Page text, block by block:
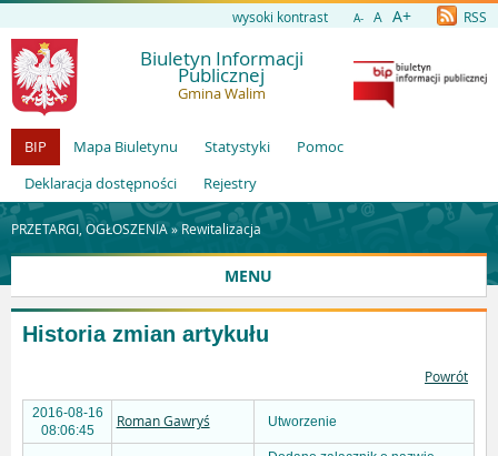
wysoki kontrast A- A A+ RSS
Biuletyn Informacji
Publicznej
Gmina Walim
BIP Mapa Biuletynu Statystyki
Pomoc
Deklaracja dostępności
Rejestry
PRZETARGI, OGŁOSZENIA » Rewitalizacja
MENU
Historia zmian artykułu
Powrót
2016-08-16
08:06:45
Roman Gawryś Utworzenie